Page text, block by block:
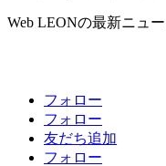
Web LEONの最新ニュ
フォロー
フォロー
友だち追加
フォロー